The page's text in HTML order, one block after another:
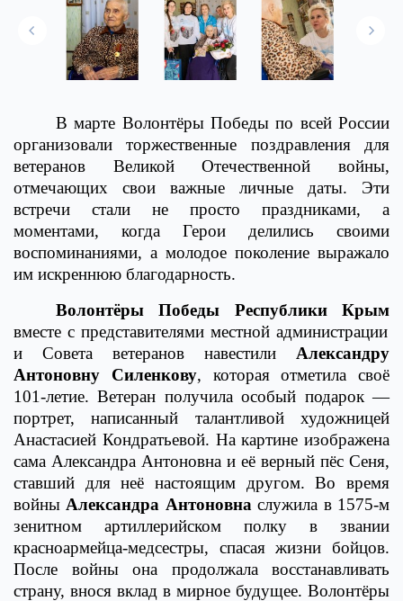
В марте Волонтёры Победы по всей России
организовали торжественные поздравления для
ветеранов Великой Отечественной войны,
отмечающих свои важные личные даты. Эти
встречи стали не просто праздниками, а
моментами, когда Герои делились своими
воспоминаниями, а молодое поколение выражало
им искреннюю благодарность.
Волонтёры Победы Республики Крым
вместе с представителями местной администрации
и Совета ветеранов навестили Александру
Антоновну Силенкову, которая отметила своё
101-летие. Ветеран получила особый подарок —
портрет, написанный талантливой художницей
Анастасией Кондратьевой. На картине изображена
сама Александра Антоновна и её верный пёс Сеня,
ставший для неё настоящим другом. Во время
войны Александра Антоновна служила в 1575-м
зенитном артиллерийском полку в звании
красноармейца-медсестры, спасая жизни бойцов.
После войны она продолжала восстанавливать
страну, внося вклад в мирное будущее. Волонтёры